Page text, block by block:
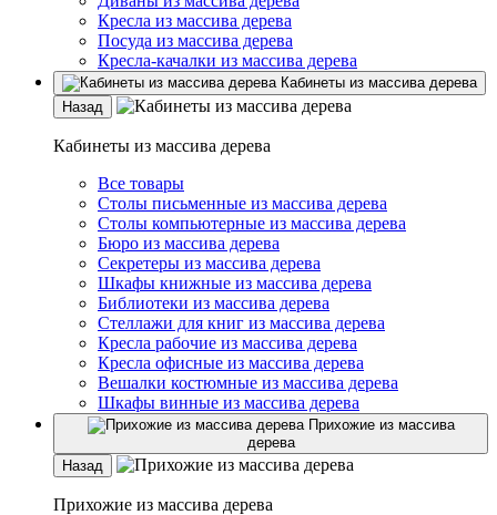
Кресла из массива дерева
Посуда из массива дерева
Кресла-качалки из массива дерева
Кабинеты из массива дерева
Назад
Кабинеты из массива дерева
Все товары
Столы письменные из массива дерева
Столы компьютерные из массива дерева
Бюро из массива дерева
Секретеры из массива дерева
Шкафы книжные из массива дерева
Библиотеки из массива дерева
Стеллажи для книг из массива дерева
Кресла рабочие из массива дерева
Кресла офисные из массива дерева
Вешалки костюмные из массива дерева
Шкафы винные из массива дерева
Прихожие из массива
дерева
Назад
Прихожие из массива дерева